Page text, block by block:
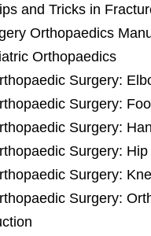
and Tricks in
Orthopaedics
Orthopaedics
Surgery:
Surgery:
Surgery:
Surgery: Hip
Surgery:
Surgery: